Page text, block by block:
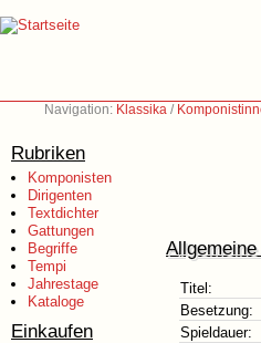
Navigation: Klassika /
Rubriken
Komponisten
Dirigenten
Textdichter
Gattungen
Begriffe
Tempi
Jahrestage
Kataloge
Einkaufen
Titel:
Besetzung:
Spieldauer: